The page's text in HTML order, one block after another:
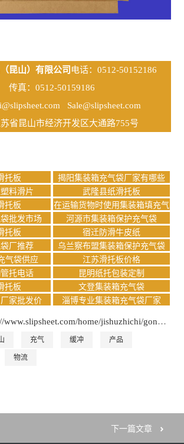
昆山）有限公司 电话：0512-50152186
传真：0512-50159186
Sale@slipsheet.com
省昆山市经济开发区大通路755号
托板
揭阳集装箱充气袋厂家有哪些
料滑片
武隆县纸滑托板
托板
在运输货物时使用集装箱填充气
袋有什么作用
批发市场
河源市集装箱保护充气袋
托板
宿迁防滑牛皮纸
厂推荐
乌兰察布盟集装箱保护充气袋
气袋供应
江苏滑托板价格
托电话
昆明纸托包装定制
托板
文登集装箱充气袋
家批发价
淄博专业集装箱充气袋厂家
home/jishuzhichi/gongsidongtai/10200.html
充气 缓冲 产品
物流
下一篇文章